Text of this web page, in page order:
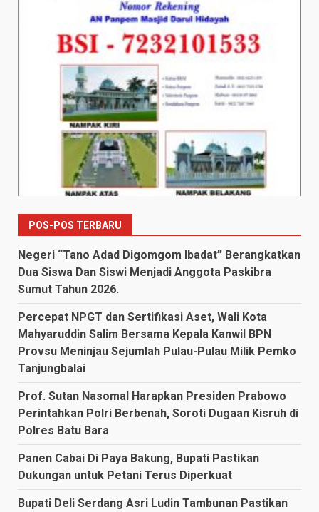
POS-POS TERBARU
Negeri “Tano Adad Digomgom Ibadat” Berangkatkan
Dua Siswa Dan Siswi Menjadi Anggota Paskibra
Sumut Tahun 2026.
Percepat NPGT dan Sertifikasi Aset, Wali Kota
Mahyaruddin Salim Bersama Kepala Kanwil BPN
Provsu Meninjau Sejumlah Pulau-Pulau Milik Pemko
Tanjungbalai
Prof. Sutan Nasomal Harapkan Presiden Prabowo
Perintahkan Polri Berbenah, Soroti Dugaan Kisruh di
Polres Batu Bara
Panen Cabai Di Paya Bakung, Bupati Pastikan
Dukungan untuk Petani Terus Diperkuat
Bupati Deli Serdang Asri Ludin Tambunan Pastikan